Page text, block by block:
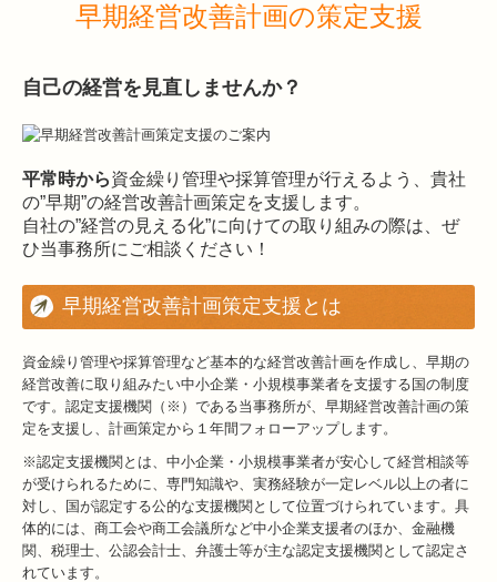
お客様リンク集
掲載情報
キャンバスの力
税務・会計
相続・贈与
早期経営改善計画の策定支援
金融機関の皆様へ
国の共済制度活用コーナー
補助金・助成金・融資情報
キャンバス通信
WEB相談について
早期経営改善計画の策定支援
自己の経営を見直しませんか？
平常時から資金繰り管理や採算管理が行えるよう、貴社
の”早期”の経営改善計画策定を支援します。
自社の”経営の見える化”に向けての取り組みの際は、ぜ
ひ当事務所にご相談ください！
早期経営改善計画策定支援とは
資金繰り管理や採算管理など基本的な経営改善計画を作成し、早期の
経営改善に取り組みたい中小企業・小規模事業者を支援する国の制度
です。認定支援機関（※）である当事務所が、早期経営改善計画の策
定を支援し、計画策定から１年間フォローアップします。
※認定支援機関とは、中小企業・小規模事業者が安心して経営相談等
が受けられるために、専門知識や、実務経験が一定レベル以上の者に
対し、国が認定する公的な支援機関として位置づけられています。具
体的には、商工会や商工会議所など中小企業支援者のほか、金融機
関、税理士、公認会計士、弁護士等が主な認定支援機関として認定さ
れています。